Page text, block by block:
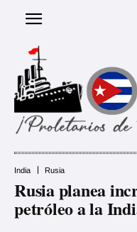
India Rusia
Rusia planea
petróleo a la